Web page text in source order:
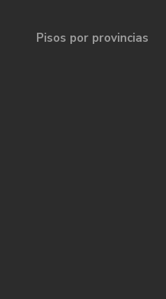
Pisos por provincias